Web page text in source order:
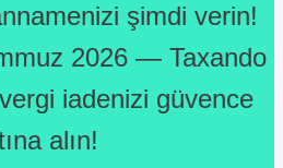
şimdi verin!
2026 — Taxando
iadenizi güvence
alın!